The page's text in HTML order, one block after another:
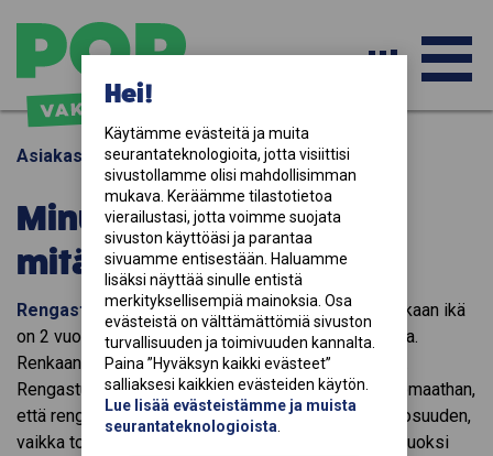
Hei!
Käytämme evästeitä ja muita
seurantateknologioita, jotta visiittisi
sivustollamme olisi mahdollisimman
mukava. Keräämme tilastotietoa
vierailustasi, jotta voimme suojata
sivuston käyttöäsi ja parantaa
sivuamme entisestään. Haluamme
lisäksi näyttää sinulle entistä
merkityksellisempiä mainoksia. Osa
evästeistä on välttämättömiä sivuston
turvallisuuden ja toimivuuden kannalta.
Paina ”Hyväksyn kaikki evästeet”
Lue lisää evästeistämme ja muista
seurantateknologioista
Asiakaspalvelu
Minulla on rengasturva,
mitä se korvaa?
Rengasturvakorvaa rikkoutuneen renkaan, jos renkaan ikä
on 2 vuotta tai alle, ja siinä on yli 4 mm kulutuspintaa.
Renkaan ikä täytyy voida todentaa vakuutusyhtiölle.
Rengasturva korvaa renkaan, mutta ei vannetta. Huomaathan,
että rengasturva korvaa vain rikkoutuneen renkaan osuuden,
vaikka toinenkin rengaspari jouduttaisiin vahingon vuoksi